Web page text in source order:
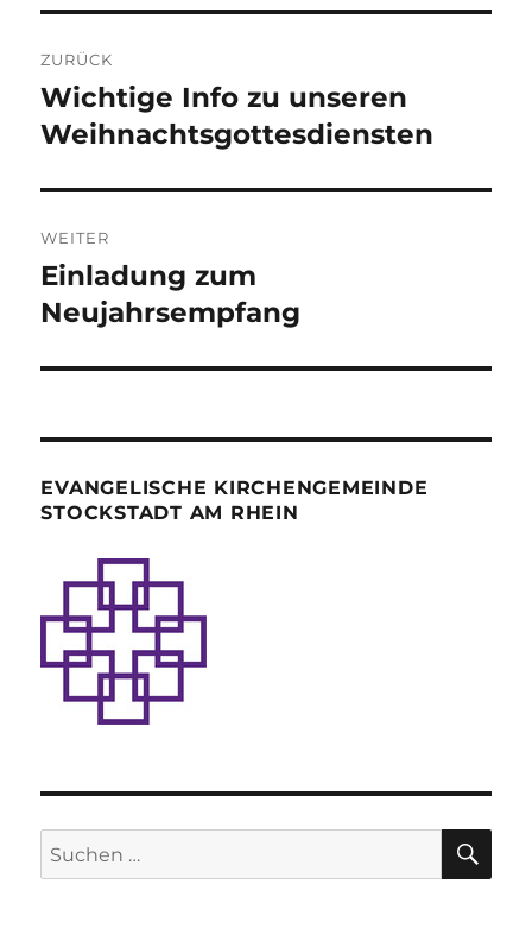
ZURÜCK
Vorheriger
Beitrag:
Wichtige Info zu unseren
Weihnachtsgottesdiensten
WEITER
Nächster
Beitrag:
Einladung zum
Neujahrsempfang
EVANGELISCHE KIRCHENGEMEINDE
STOCKSTADT AM RHEIN
Suche
nach: